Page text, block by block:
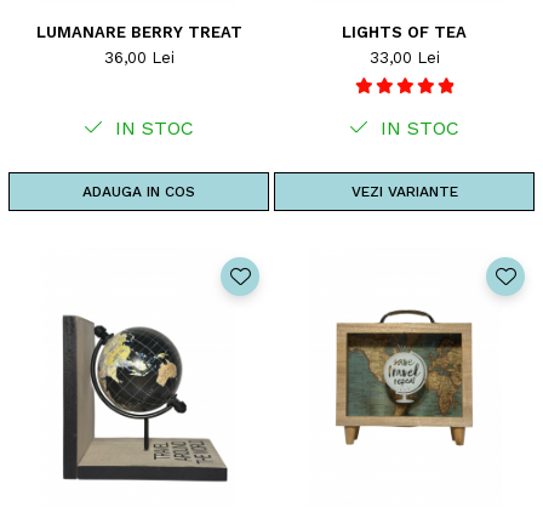
LUMANARE BERRY TREAT
36,00 Lei
IN STOC
ADAUGA IN COS
LIGHTS OF TEA
33,00 Lei
IN STOC
VEZI VARIANTE